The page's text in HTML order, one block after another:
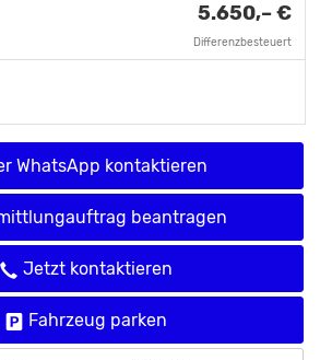
5.650,– €
Differenzbesteuert
WhatsApp kontaktieren
beantragen
Jetzt kontaktieren
Fahrzeug parken